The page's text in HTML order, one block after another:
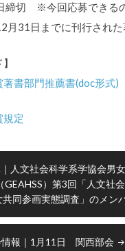
締切 ※今回応募できる
月31日までに刊行された
著書部門推薦書(doc形式)
規定
人文社会科学系学協会男
GEAHSS）第3回「人文社
共同参画実態調査」のメン
情報｜1月11日 関西部会